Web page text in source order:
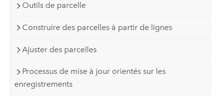
Outils de parcelle
Construire des parcelles à partir de lignes
Ajuster des parcelles
Processus de mise à jour orientés sur les
enregistrements